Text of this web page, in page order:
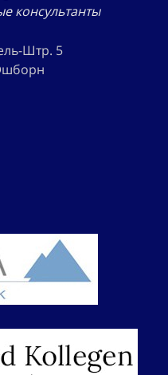
консультанты
Штр. 5